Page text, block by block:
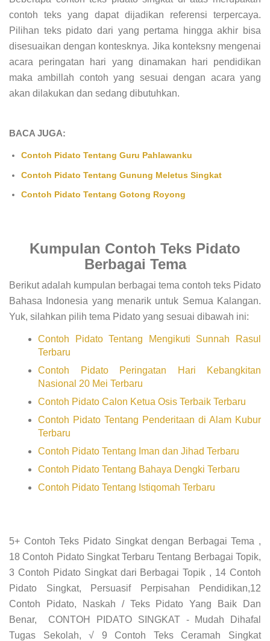
contoh teks yang dapat dijadikan referensi terpercaya.
Pilihan teks pidato dari yang pertama hingga akhir bisa
disesuaikan dengan kontesknya. Jika konteksny mengenai
acara peringatan hari yang dinamakan hari pendidikan
maka ambillah contoh yang sesuai dengan acara yang
akan dilakukan dan sedang dibutuhkan.
BACA JUGA:
Contoh Pidato Tentang Guru Pahlawanku
Contoh Pidato Tentang Gunung Meletus Singkat
Contoh Pidato Tentang Gotong Royong
Kumpulan Contoh Teks Pidato
Berbagai Tema
Berikut adalah kumpulan berbagai tema contoh teks Pidato
Bahasa Indonesia yang menarik untuk Semua Kalangan.
Yuk, silahkan pilih tema Pidato yang sesuai dibawah ini:
Contoh Pidato Tentang Mengikuti Sunnah Rasul
Terbaru
Contoh Pidato Peringatan Hari Kebangkitan
Nasional 20 Mei Terbaru
Contoh Pidato Calon Ketua Osis Terbaik Terbaru
Contoh Pidato Tentang Penderitaan di Alam Kubur
Terbaru
Contoh Pidato Tentang Iman dan Jihad Terbaru
Contoh Pidato Tentang Bahaya Dengki Terbaru
Contoh Pidato Tentang Istiqomah Terbaru
5+ Contoh Teks Pidato Singkat dengan Berbagai Tema ,
18 Contoh Pidato Singkat Terbaru Tentang Berbagai Topik,
3 Contoh Pidato Singkat dari Berbagai Topik , 14 Contoh
Pidato Singkat, Persuasif Perpisahan Pendidikan,12
Contoh Pidato, Naskah / Teks Pidato Yang Baik Dan
Benar, CONTOH PIDATO SINGKAT - Mudah Dihafal
Tugas Sekolah, √ 9 Contoh Teks Ceramah Singkat